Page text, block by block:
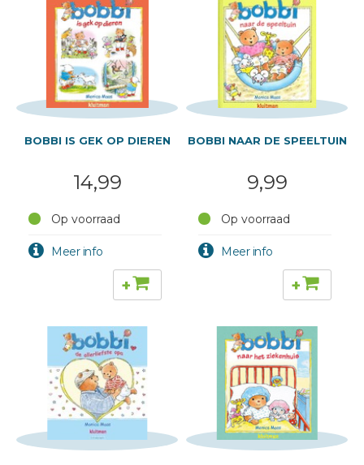
BOBBI IS GEK OP DIEREN
14,99
Op voorraad
+
BOBBI NAAR DE SPEELTUIN
9,99
Op voorraad
+